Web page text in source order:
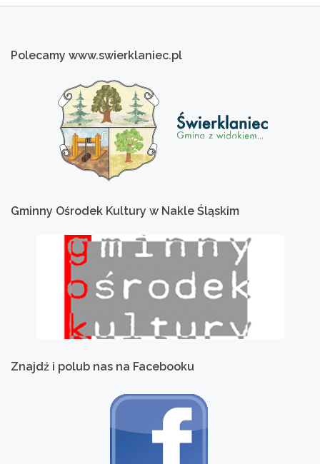
Polecamy www.swierklaniec.pl
Gminny Ośrodek Kultury w Nakle Śląskim
Znajdź i polub nas na Facebooku